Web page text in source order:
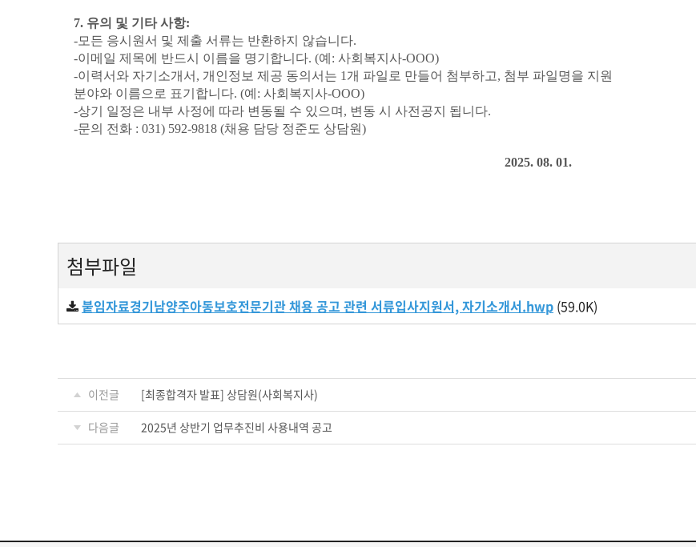
7. 유의 및 기타 사항:
-모든 응시원서 및 제출 서류는 반환하지 않습니다.
-이메일 제목에 반드시 이름을 명기합니다. (예 : 사회복지사-OOO)
-이력서와 자기소개서 , 개인정보 제공 동의서는 1 개 파일로 만들어 첨부하고, 첨부 파일명을 지원
분야와 이름으로 표기합니다. (예 : 사회복지사-OOO)
-상기 일정은 내부 사정에 따라 변동될 수 있으며 , 변동 시 사전공지 됩니다.
-문의 전화 : 031) 592-9818 (채용 담당 정준도 상담원)
2025. 08. 01.
첨부파일
붙임자료경기남양주아동보호전문기관 채용 공고 관련 서류입사지원서, 자기소개서.hwp (59.0K)
이전글 [최종합격자 발표] 상담원(사회복지사)
다음글 2025년 상반기 업무추진비 사용내역 공고